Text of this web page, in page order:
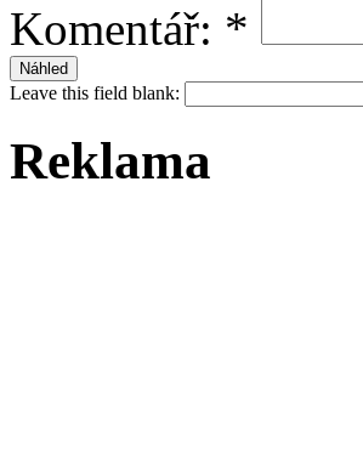
Komentář: *
Leave this field blank:
Reklama